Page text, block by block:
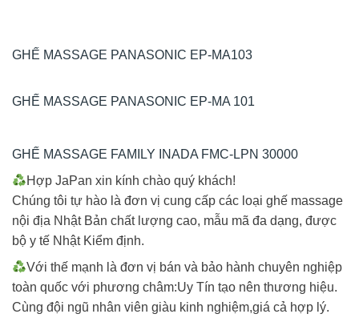
GHẾ MASSAGE PANASONIC EP-MA103
GHẾ MASSAGE PANASONIC EP-MA 101
GHẾ MASSAGE FAMILY INADA FMC-LPN 30000
Hợp JaPan xin kính chào quý khách!
Chúng tôi tự hào là đơn vị cung cấp các loại ghế massage
nội địa Nhật Bản chất lượng cao, mẫu mã đa dạng, được
bộ y tế Nhật Kiểm định.
Với thế mạnh là đơn vị bán và bảo hành chuyên nghiệp
toàn quốc với phương châm:Uy Tín tạo nên thương hiệu.
Cùng đội ngũ nhân viên giàu kinh nghiệm,giá cả hợp lý.